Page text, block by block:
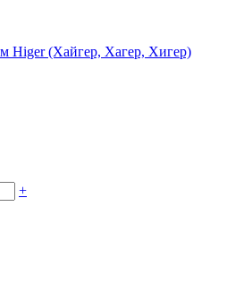
Higer (Хайгер, Хагер, Хигер)
+